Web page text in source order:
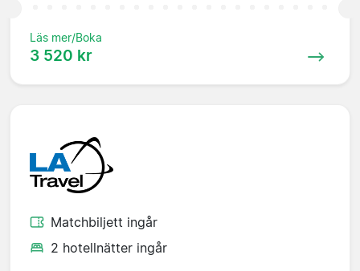
Läs mer/Boka
3 520 kr
Matchbiljett ingår
2 hotellnätter ingår